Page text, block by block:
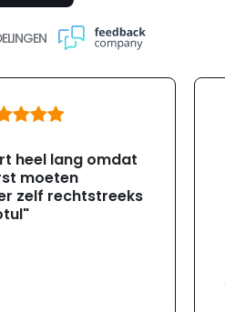
heel lang omdat
moeten
zelf rechtstreeks